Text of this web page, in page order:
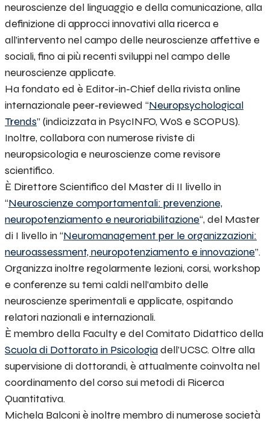
neuroscienze del linguaggio e della comunicazione, alla
definizione di approcci innovativi alla ricerca e
all’intervento nel campo delle neuroscienze affettive e
sociali, fino ai più recenti sviluppi nel campo delle
neuroscienze applicate.
Ha fondato ed è Editor-in-Chief della rivista online
internazionale peer-reviewed “Neuropsychological
Trends” (indicizzata in PsycINFO, WoS e SCOPUS).
Inoltre, collabora con numerose riviste di
neuropsicologia e neuroscienze come revisore
scientifico.
È Direttore Scientifico del Master di II livello in
“Neuroscienze comportamentali: prevenzione,
neuropotenziamento e neuroriabilitazione“, del Master
di I livello in “Neuromanagement per le organizzazioni:
neuroassessment, neuropotenziamento e innovazione”.
Organizza inoltre regolarmente lezioni, corsi, workshop
e conferenze su temi caldi nell’ambito delle
neuroscienze sperimentali e applicate, ospitando
relatori nazionali e internazionali.
È membro della Faculty e del Comitato Didattico della
Scuola di Dottorato in Psicologiadell’UCSC. Oltre alla
supervisione di dottorandi, è attualmente coinvolta nel
coordinamento del corso sui metodi di Ricerca
Quantitativa.
Michela Balconi è inoltre membro di numerose società